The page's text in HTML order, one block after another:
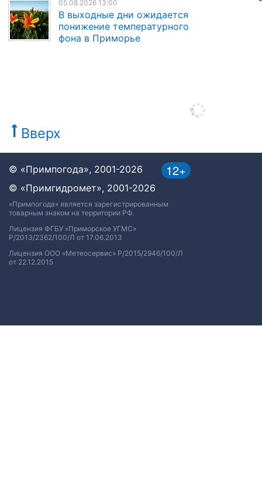
05.08.2026 13:00
В выходные дни ожидается
понижение температурного
фона в Приморье
Вверх
12+
© «Примпогода», 2001-2026
© «Примгидромет», 2001-2026
«Примпогода» является зарегистрированным
товарным знаком на территории РФ.
Лицензия ФГБУ «Приморское УГМС»
Р/2013/2362/100/Л от 17.06.2013
Лицензия ООО «Метеосервис» Р/2015/2946/100/Л
от 22.12.2015